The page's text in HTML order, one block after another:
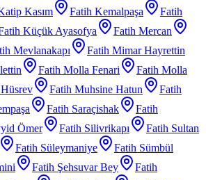
Kasım Fatih Kemalpaşa
Fatih
Küçük Ayasofya
Fatih Mercan
Mevlanakapı
Fatih Mimar Hayrettin
Fatih Molla Fenari
Fatih Molla
Fatih Muhsine Hatun
Fatih
Fatih Saraçishak
Fatih
Ömer Fatih Silivrikapı
Fatih Sultan
Fatih Süleymaniye
Fatih Sümbül
Fatih Şehsuvar Bey
Fatih